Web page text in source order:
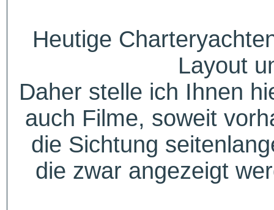
Heutige
Layout
Daher stelle ich Ihnen
auch Filme, soweit
die Sichtung
die zwar angezeigt